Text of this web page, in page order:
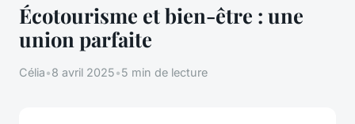
Écotourisme et bien-être : une
union parfaite
Célia•8 avril 2025•5 min de lecture